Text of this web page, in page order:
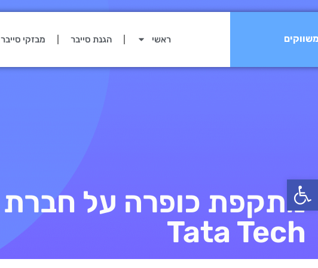
פתח סרגל נגישות
ראשי הגנת סייבר מבזקי סייבר
מתקפת כופרה על חברת
Tata Tech